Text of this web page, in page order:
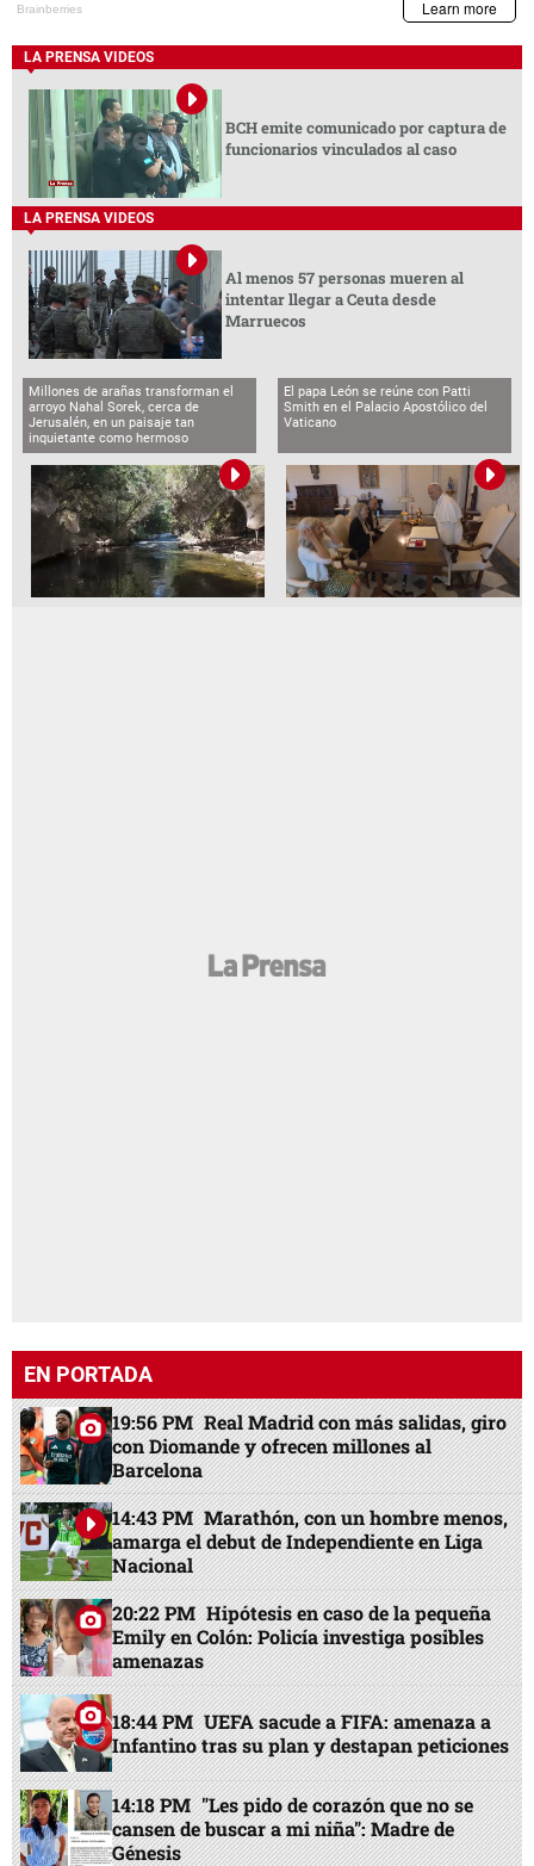
LA PRENSA VIDEOS
BCH emite comunicado por captura de
funcionarios vinculados al caso
LA PRENSA VIDEOS
Al menos 57 personas mueren al
intentar llegar a Ceuta desde
Marruecos
Millones de arañas transforman el
arroyo Nahal Sorek, cerca de
Jerusalén, en un paisaje tan
inquietante como hermoso
El papa León se reúne con Patti
Smith en el Palacio Apostólico del
Vaticano
EN PORTADA
19:56 PM Real Madrid con más salidas, giro
con Diomande y ofrecen millones al
Barcelona
14:43 PM Marathón, con un hombre menos,
amarga el debut de Independiente en Liga
Nacional
20:22 PM Hipótesis en caso de la pequeña
Emily en Colón: Policía investiga posibles
amenazas
18:44 PM UEFA sacude a FIFA: amenaza a
Infantino tras su plan y destapan peticiones
14:18 PM "Les pido de corazón que no se
cansen de buscar a mi niña": Madre de
Génesis